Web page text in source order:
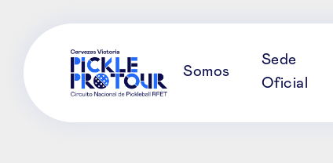
Somos
Sede
Oficial